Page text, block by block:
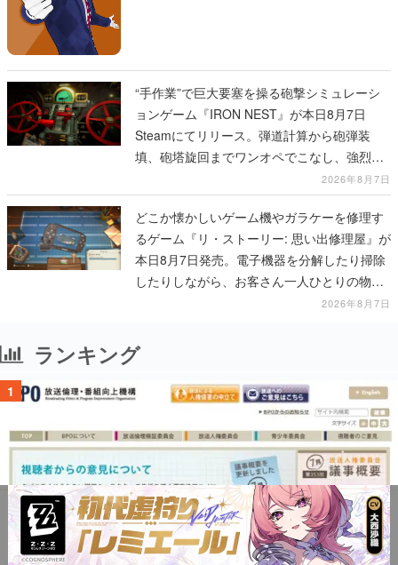
“手作業”で巨大要塞を操る砲撃シミュレーシ
ョンゲーム『IRON NEST』が本日8月7日
Steamにてリリース。弾道計算から砲弾装
填、砲塔旋回までワンオペでこなし、強烈な
一撃をブチかませるロマンある作品2026年8月7日
どこか懐かしいゲーム機やガラケーを修理す
るゲーム『リ・ストーリー: 思い出修理屋』が
本日8月7日発売。電子機器を分解したり掃除
したりしながら、お客さん一人ひとりの物語
2026年8月7日
ランキング
1